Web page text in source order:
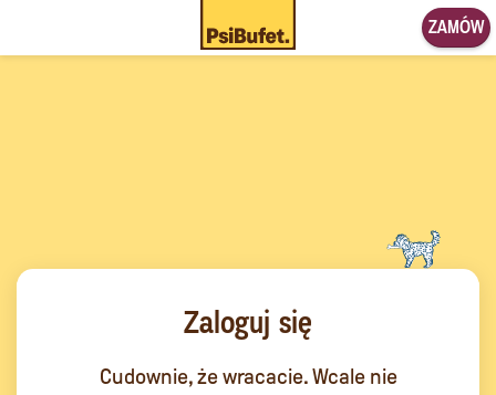
ZAMÓW
Zaloguj się
Cudownie, że wracacie. Wcale nie